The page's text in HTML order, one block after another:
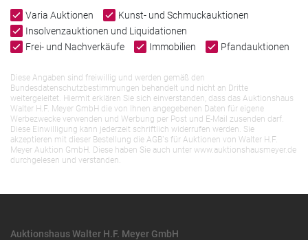
Varia Auktionen
Kunst- und Schmuckauktionen
Insolvenzauktionen und Liquidationen
Frei- und Nachverkäufe
Immobilien Pfandauktionen
Diese Angaben sind freiwillig und werden gemäß den
Bundesdatenschutzbestimmungen behandelt und nicht an Dritte
weitergeleitet. Hiermit erklären Sie sich einverstanden, dass das Auktionshaus
Walter H.F. Meyer GmbH die von Ihnen angegebenen Daten für eigene
Werbezwecke verwenden und Werbung per Post und E-Mail zusenden darf.
Diese Einwilligung kann jederzeit schriftlich widerrufen werden. Sie
akzeptieren mit dieser Bestellung die AGB`s für Auktionen von Walter H.F.
Meyer Auktion GmbH. Diese haben Sie auch unter www.auktionshausmeyer.de
durchgelesen und verstanden.
Auktionshaus Walter H.F. Meyer GmbH